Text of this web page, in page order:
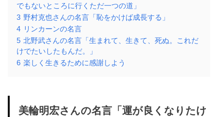
でもないところに行くただ一つの道」
3 野村克也さんの名言「恥をかけば成長する」
4 リンカーンの名言
5 北野武さんの名言「生まれて、生きて、死ぬ。これだ
けでたいしたもんだ。」
6 楽しく生きるために感謝しよう
美輪明宏さんの名言「運が良くなりたけ